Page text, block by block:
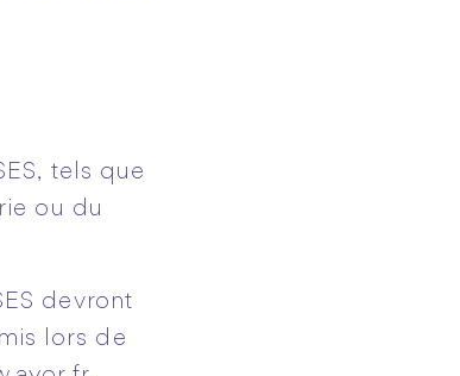
tels que
ou du
devront
lors de